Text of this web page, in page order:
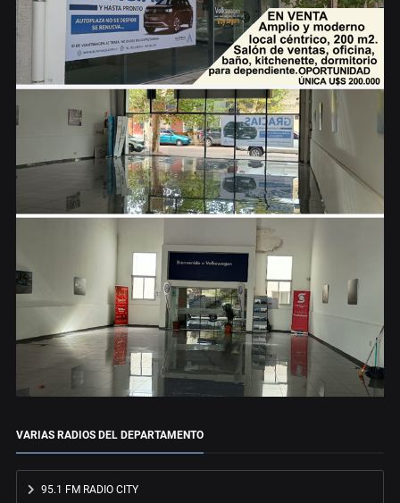
VARIAS RADIOS DEL DEPARTAMENTO
95.1 FM RADIO CITY